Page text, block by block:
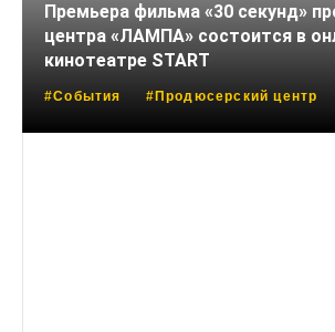
Премьера фильма «30 секунд»
центра «ЛАМПА» состоится в
кинотеатре START
#События #Продюсерский центр